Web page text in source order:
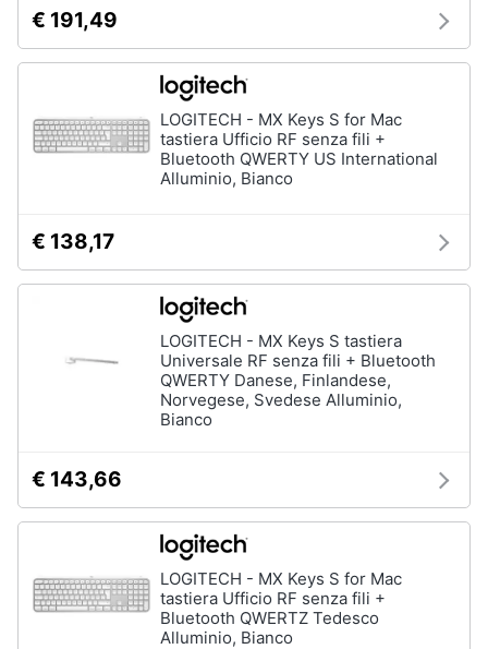
€ 191,49
LOGITECH - MX Keys S for Mac
tastiera Ufficio RF senza fili +
Bluetooth QWERTY US International
Alluminio, Bianco
€ 138,17
LOGITECH - MX Keys S tastiera
Universale RF senza fili + Bluetooth
QWERTY Danese, Finlandese,
Norvegese, Svedese Alluminio,
Bianco
€ 143,66
LOGITECH - MX Keys S for Mac
tastiera Ufficio RF senza fili +
Bluetooth QWERTZ Tedesco
Alluminio, Bianco